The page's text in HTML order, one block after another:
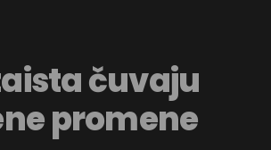
čuvaju
promene